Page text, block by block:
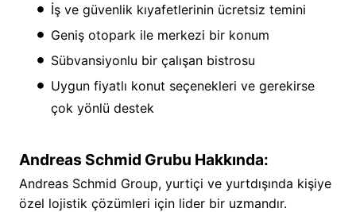
İş ve güvenlik kıyafetlerinin ücretsiz temini
Geniş otopark ile merkezi bir konum
Sübvansiyonlu bir çalışan bistrosu
Uygun fiyatlı konut seçenekleri ve gerekirse
çok yönlü destek
Andreas Schmid Grubu Hakkında:
Andreas Schmid Group, yurtiçi ve yurtdışında kişiye
özel lojistik çözümleri için lider bir uzmandır.